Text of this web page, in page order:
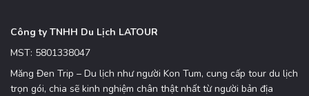
Công ty TNHH Du Lịch LATOUR
MST: 5801338047
Măng Đen Trip – Du lịch như người Kon Tum, cung cấp tour du lịch
trọn gói, chia sẽ kinh nghiệm chân thật nhất từ người bản địa